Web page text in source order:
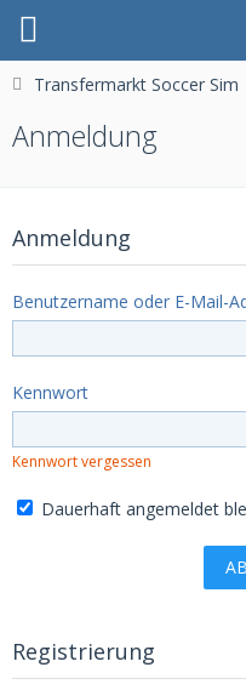
Transfermarkt Soccer Sim
Anmeldung
Anmeldung
Benutzername oder E-Mail-
Kennwort
Kennwort vergessen
Dauerhaft angemeldet
Registrierung